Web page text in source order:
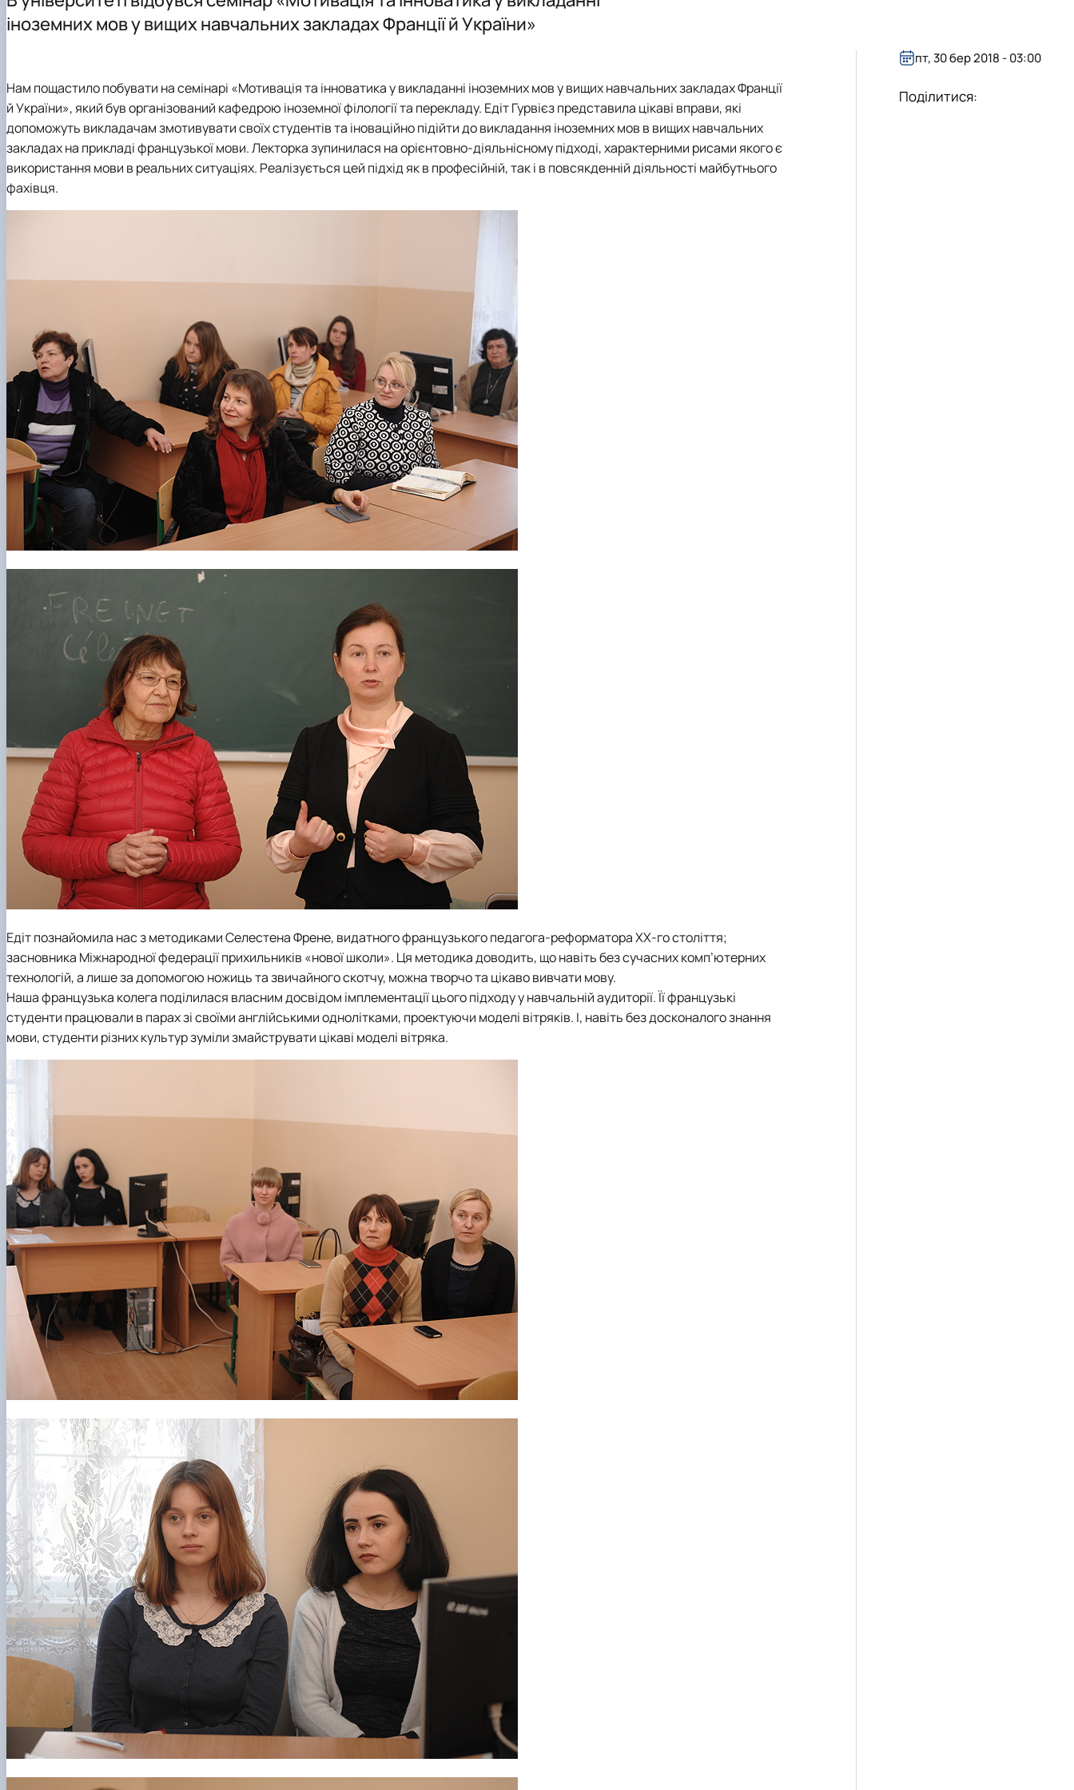
Як стати студентом?
Чому НУБІП України - твій правильний вибір?
Правила прийому 2026
Контактні дані
Робочі програми, силабуси, ЕНК
Робочі програми, силабуси, ЕНК
ОП "Англійська мова та друга іноземна" ОС Магістр
Робочі програми, силабуси, ЕНК
ОП "Німецька мова та друга іноземна" ОС Магістр
Робочі програми, силабуси, ЕНК
Наукові гуртки
Mes Découvertes
Explorer
Конференції
іноземних мов у вищих навчальних закладах Франції й України»
Нам пощастило побувати на семінарі «Мотивація та інноватика у викладанні іноземних мов у вищих навчальних закладах Франції
й України», який був організований кафедрою іноземної філології та перекладу. Едіт Гурвієз представила цікаві вправи, які
допоможуть викладачам змотивувати своїх студентів та іноваційно підійти до викладання іноземних мов в вищих навчальних
закладах на прикладі французької мови. Лекторка зупинилася на орієнтовно-діяльнісному підході, характерними рисами якого є
використання мови в реальних ситуаціях. Реалізується цей підхід як в професійній, так і в повсякденній діяльності майбутнього
фахівця.
Едіт познайомила нас з методиками Селестена Френе, видатного французького педагога-реформатора ХХ-го століття;
засновника Міжнародної федерації прихильників «нової школи». Ця методика доводить, що навіть без сучасних комп’ютерних
технологій, а лише за допомогою ножиць та звичайного скотчу, можна творчо та цікаво вивчати мову.
Наша французька колега поділилася власним досвідом імплементації цього підходу у навчальній аудиторії. Її французькі
студенти працювали в парах зі своїми англійськими однолітками, проектуючи моделі вітряків. І, навіть без досконалого знання
мови, студенти різних культур зуміли змайструвати цікаві моделі вітряка.
пт, 30 бер 2018 - 03:00
Поділитися: